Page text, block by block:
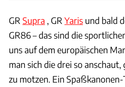
GR Supra , GR Yaris und bald
GR86 – das sind die
uns auf dem europäischen
man sich die drei so
zu motzen. Ein Spaßkanonen-